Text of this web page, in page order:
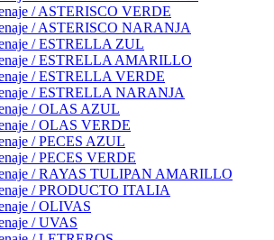
/ ASTERISCO VERDE
/ ASTERISCO NARANJA
/ ESTRELLA ZUL
/ ESTRELLA AMARILLO
/ ESTRELLA VERDE
/ ESTRELLA NARANJA
/ OLAS AZUL
/ OLAS VERDE
/ PECES AZUL
/ PECES VERDE
/ RAYAS TULIPAN AMARILLO
/ PRODUCTO ITALIA
/ OLIVAS
/ UVAS